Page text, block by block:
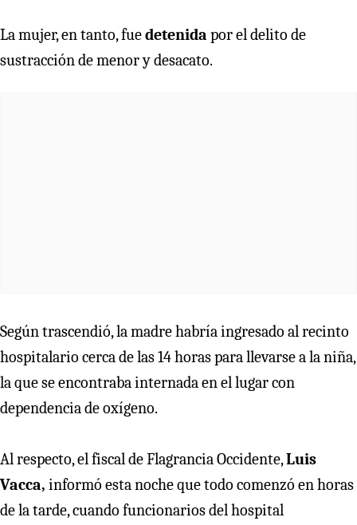
La mujer, en tanto, fuedetenida por el delito de
sustracción de menor y desacato.
Según trascendió, la madre habría ingresado al recinto
hospitalario cerca de las 14 horas para llevarse a la niña,
la que se encontraba internada en el lugar con
dependencia de oxígeno.
Al respecto, el fiscal de Flagrancia Occidente,Luis
Vacca, informó esta noche que todo comenzó en horas
de la tarde, cuando funcionarios del hospital